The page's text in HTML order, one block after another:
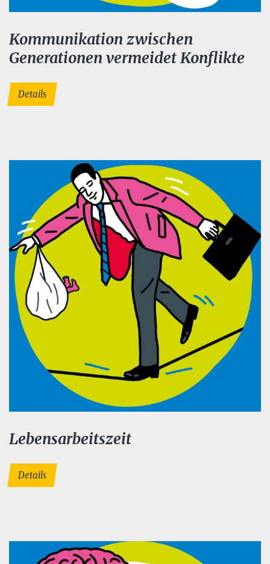
Kommunikation zwischen
Generationen vermeidet Konflikte
Details
Lebensarbeitszeit
Details